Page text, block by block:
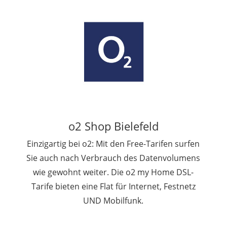
o2 Shop Bielefeld
Einzigartig bei o2: Mit den Free-Tarifen surfen
Sie auch nach Verbrauch des Datenvolumens
wie gewohnt weiter. Die o2 my Home DSL-
Tarife bieten eine Flat für Internet, Festnetz
UND Mobilfunk.